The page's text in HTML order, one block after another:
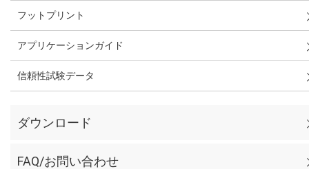
フットプリント
アプリケーションガイド
信頼性試験データ
ダウンロード
FAQ/お問い合わせ